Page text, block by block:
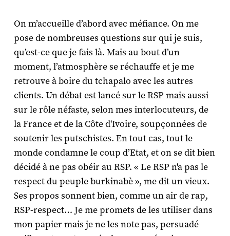
On m’accueille d’abord avec méfiance. On me
pose de nombreuses questions sur qui je suis,
qu’est-ce que je fais là. Mais au bout d’un
moment, l’atmosphère se réchauffe et je me
retrouve à boire du tchapalo avec les autres
clients. Un débat est lancé sur le RSP mais aussi
sur le rôle néfaste, selon mes interlocuteurs, de
la France et de la Côte d'Ivoire, soupçonnées de
soutenir les putschistes. En tout cas, tout le
monde condamne le coup d’Etat, et on se dit bien
décidé à ne pas obéir au RSP. « Le RSP n'a pas le
respect du peuple burkinabè », me dit un vieux.
Ses propos sonnent bien, comme un air de rap,
RSP-respect… Je me promets de les utiliser dans
mon papier mais je ne les note pas, persuadé